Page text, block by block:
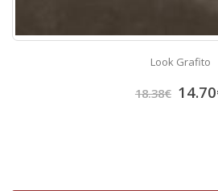
Look Grafito
18.38€ 14.70